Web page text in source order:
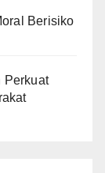
Berisiko
Perkuat